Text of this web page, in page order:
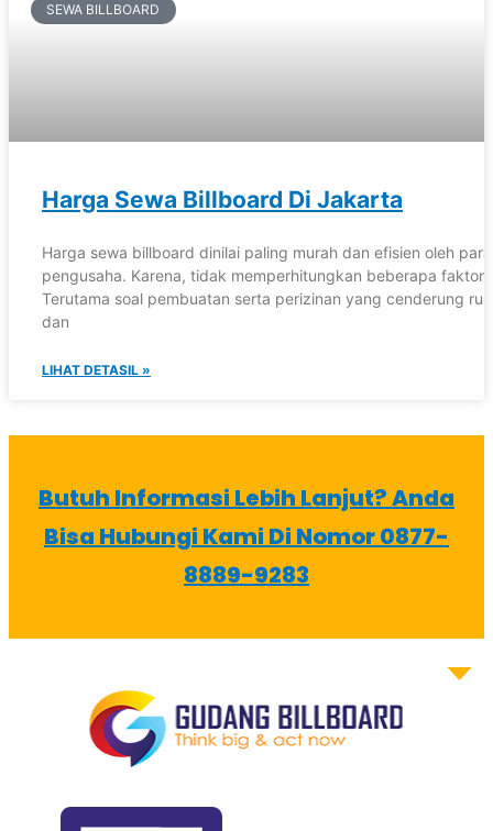
SEWA BILLBOARD
Harga Sewa Billboard Di Jakarta
Harga sewa billboard dinilai paling murah dan efisien oleh para
pengusaha. Karena, tidak memperhitungkan beberapa faktor.
Terutama soal pembuatan serta perizinan yang cenderung
dan
LIHAT DETASIL »
Butuh Informasi Lebih Lanjut? Anda
Bisa Hubungi Kami Di Nomor 0877-
8889-9283